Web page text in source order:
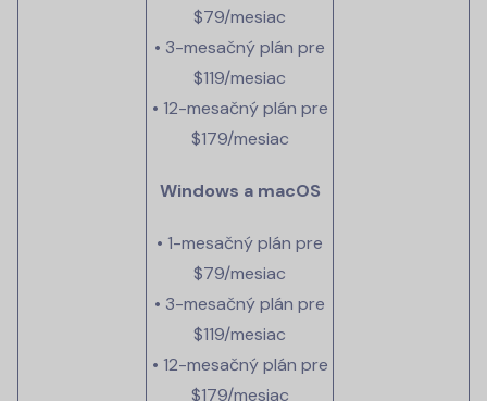
$79/mesiac
• 3-mesačný plán pre
$119/mesiac
• 12-mesačný plán pre
$179/mesiac
Windows a macOS
• 1-mesačný plán pre
$79/mesiac
• 3-mesačný plán pre
$119/mesiac
• 12-mesačný plán pre
$179/mesiac